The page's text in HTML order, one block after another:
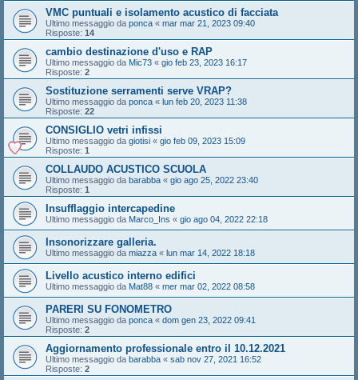
VMC puntuali e isolamento acustico di facciata
Ultimo messaggio da ponca « mar mar 21, 2023 09:40
Risposte: 14
cambio destinazione d'uso e RAP
Ultimo messaggio da Mic73 « gio feb 23, 2023 16:17
Risposte: 2
Sostituzione serramenti serve VRAP?
Ultimo messaggio da ponca « lun feb 20, 2023 11:38
Risposte: 22
CONSIGLIO vetri infissi
Ultimo messaggio da giotisi « gio feb 09, 2023 15:09
Risposte: 1
COLLAUDO ACUSTICO SCUOLA
Ultimo messaggio da barabba « gio ago 25, 2022 23:40
Risposte: 1
Insufflaggio intercapedine
Ultimo messaggio da Marco_Ins « gio ago 04, 2022 22:18
Insonorizzare galleria.
Ultimo messaggio da miazza « lun mar 14, 2022 18:18
Livello acustico interno edifici
Ultimo messaggio da Mat88 « mer mar 02, 2022 08:58
PARERI SU FONOMETRO
Ultimo messaggio da ponca « dom gen 23, 2022 09:41
Risposte: 2
Aggiornamento professionale entro il 10.12.2021
Ultimo messaggio da barabba « sab nov 27, 2021 16:52
Risposte: 2